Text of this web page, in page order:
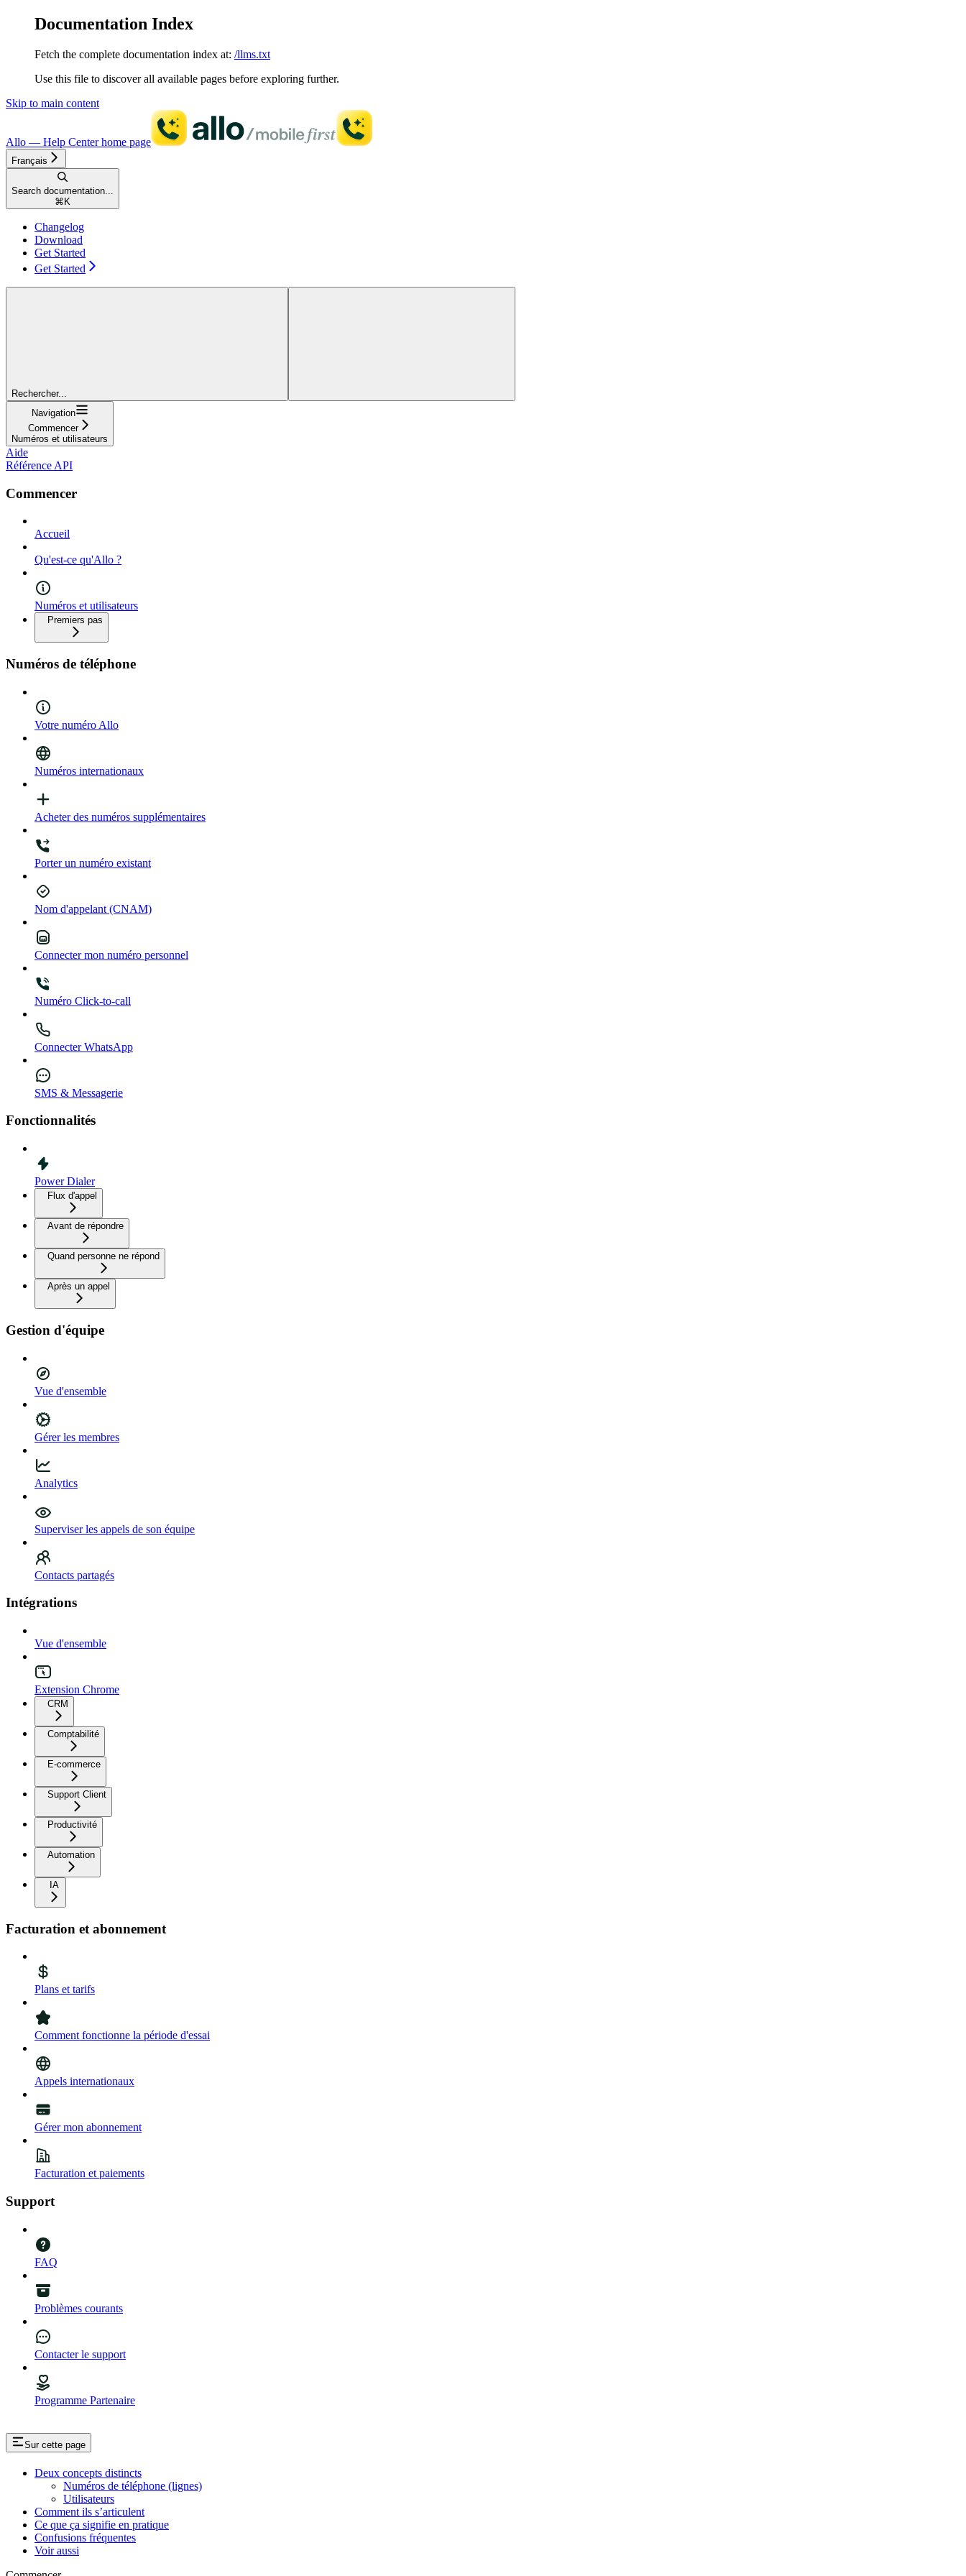
Documentation Index
Fetch the complete documentation index at: /llms.txt
Use this file to discover all available pages before exploring further.
Skip to main content
Allo — Help Centerhome page
Français
Search documentation...
⌘ K
Changelog
Download
Get Started
Get Started
Rechercher...
Navigation
Commencer
Numéros et utilisateurs
Aide
Référence API
Commencer
Accueil
Qu'est-ce qu'Allo ?
Numéros et utilisateurs
Premiers pas
Numéros de téléphone
Votre numéro Allo
Numéros internationaux
Acheter des numéros supplémentaires
Porter un numéro existant
Nom d'appelant (CNAM)
Connecter mon numéro personnel
Numéro Click-to-call
Connecter WhatsApp
SMS & Messagerie
Fonctionnalités
Power Dialer
Flux d'appel
Avant de répondre
Quand personne ne répond
Après un appel
Gestion d'équipe
Vue d'ensemble
Gérer les membres
Analytics
Superviser les appels de son équipe
Contacts partagés
Intégrations
Vue d'ensemble
Extension Chrome
CRM
Comptabilité
E-commerce
Support Client
Productivité
Automation
IA
Facturation et abonnement
Plans et tarifs
Comment fonctionne la période d'essai
Appels internationaux
Gérer mon abonnement
Facturation et paiements
Support
FAQ
Problèmes courants
Contacter le support
Programme Partenaire
Sur cette page
Deux concepts distincts
Numéros de téléphone (lignes)
Utilisateurs
Comment ils s’articulent
Ce que ça signifie en pratique
Confusions fréquentes
Voir aussi